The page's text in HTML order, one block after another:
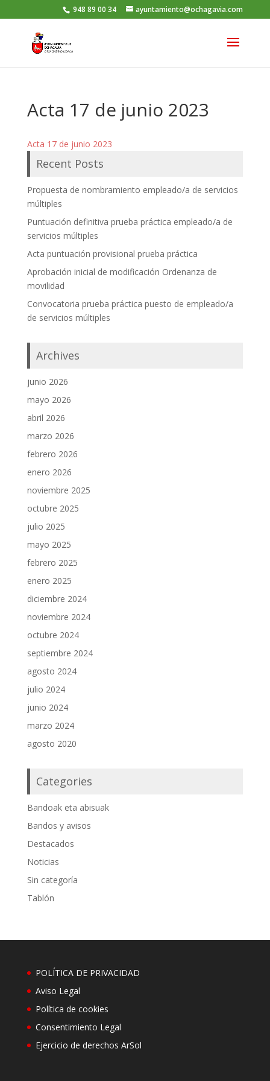
948 89 00 34 ayuntamiento@ochagavia.com
Acta 17 de junio 2023
Acta 17 de junio 2023
Recent Posts
Propuesta de nombramiento empleado/a de servicios
múltiples
Puntuación definitiva prueba práctica empleado/a de
servicios múltiples
Acta puntuación provisional prueba práctica
Aprobación inicial de modificación Ordenanza de
movilidad
Convocatoria prueba práctica puesto de empleado/a
de servicios múltiples
Archives
junio 2026
mayo 2026
abril 2026
marzo 2026
febrero 2026
enero 2026
noviembre 2025
octubre 2025
julio 2025
mayo 2025
febrero 2025
enero 2025
diciembre 2024
noviembre 2024
octubre 2024
septiembre 2024
agosto 2024
julio 2024
junio 2024
marzo 2024
agosto 2020
Categories
Bandoak eta abisuak
Bandos y avisos
Destacados
Noticias
Sin categoría
Tablón
POLÍTICA DE PRIVACIDAD
Aviso Legal
Política de cookies
Consentimiento Legal
Ejercicio de derechos ArSol